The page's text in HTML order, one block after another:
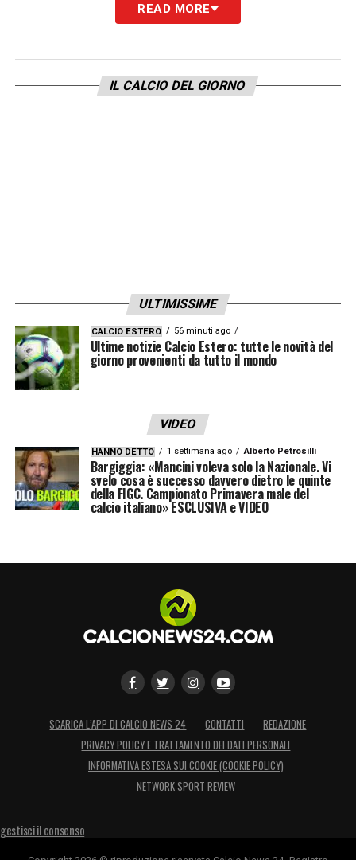
19′ Cristiano Ronaldo vicino al gol –
lancio del compagno ma colpisce malamente
il pallone, deviato con il piede da Gulacsi
Rui Patricio
39′ Diogo Jota a un passo dal vantaggio –
L’attaccante del Portogallo aggancia il
passaggio di Semedo e in girata trova
l’opposizione di Gulacsi, che compie un altro
miracolo per tenere a galla i suoi
43′ Flop Cristiano Ronaldo –Cross di Bruno
Fernandes dalla destra, il pallone filtra in area
45’+1′ Fine primo tempo –
rientrano negli spogliatoi sul risultato di 0-0
46′ Inizio secondo tempo –Riprende la
57′ Tiro di Sallai –L’attaccante dell’Ungheria
calcia dalla lunga distanza, Rui Patricio
66′ Bruno Fernandes vede la porta –
READ MORE
IL CALCIO DEL GIORNO
ULTIMISSIME
CALCIO ESTERO 56 minuti ago
Ultime notizie Calcio Estero: tutte le novità del
giorno provenienti da tutto il mondo
VIDEO
HANNO DETTO 1 settimana ago Alberto Petrosilli
Bargiggia: «Mancini voleva solo la Nazionale. Vi
svelo cosa è successo davvero dietro le quinte
della FIGC. Campionato Primavera male del
calcio italiano» ESCLUSIVA e VIDEO
SCARICA L’APP DI CALCIO NEWS 24 CONTATTI
REDAZIONE
PRIVACY POLICY E TRATTAMENTO DEI DATI PERSONALI
INFORMATIVA ESTESA SUI COOKIE (COOKIE POLICY)
NETWORK SPORT REVIEW
gestisci il consenso